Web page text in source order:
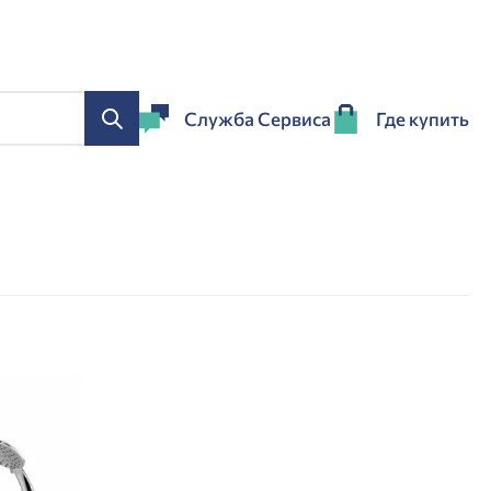
Служба Сервиса Где купить